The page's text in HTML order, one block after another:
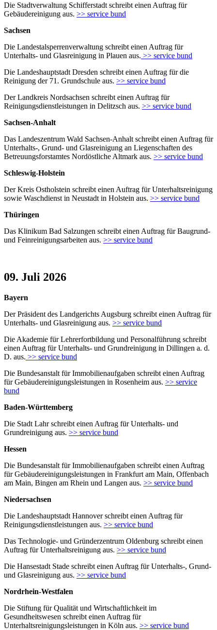
Die Stadtverwaltung Schifferstadt schreibt einen Auftrag für
Gebäudereinigung aus. >> service bund
Sachsen
Die Landestalsperrenverwaltung schreibt einen Auftrag für
Unterhalts- und Glasreinigung in Plauen aus. >> service bund
Die Landeshauptstadt Dresden schreibt einen Auftrag für die
Reinigung der 71. Grundschule aus. >> service bund
Der Landkreis Nordsachsen schreibt einen Auftrag für
Reinigungsdienstleistungen in Delitzsch aus. >> service bund
Sachsen-Anhalt
Das Landeszentrum Wald Sachsen-Anhalt schreibt einen Auftrag für
Unterhalts-, Grund- und Glasreinigung an Liegenschaften des
Betreuungsforstamtes Nordöstliche Altmark aus. >> service bund
Schleswig-Holstein
Der Kreis Ostholstein schreibt einen Auftrag für Unterhaltsreinigung
sowie Waschdienst in Neustadt in Holstein aus. >> service bund
Thüringen
Das Klinikum Bad Salzungen schreibt einen Auftrag für Baugrund-
und Feinreinigungsarbeiten aus. >> service bund
09. Juli 2026
Bayern
Der Präsident des Landgerichts Augsburg schreibt einen Auftrag für
Unterhalts- und Glasreinigung aus. >> service bund
Die Akademie für Lehrerfortbildung und Personalführung schreibt
einen Auftrag für Unterhalts- und Grundreinigung in Dillingen a. d.
D. aus. >> service bund
Die Bundesanstalt für Immobilienaufgaben schreibt einen Auftrag
für Gebäudereinigungsleistungen in Rosenheim aus. >> service
bund
Baden-Württemberg
Die Stadt Lahr schreibt einen Auftrag für Unterhalts- und
Grundreinigung aus. >> service bund
Hessen
Die Bundesanstalt für Immobilienaufgaben schreibt einen Auftrag
für Gebäudereinigungsleistungen in Frankfurt am Main, Offenbach
am Main, Bingen am Rhein und Langen aus. >> service bund
Niedersachsen
Die Landeshauptstadt Hannover schreibt einen Auftrag für
Reinigungsdienstleistungen aus. >> service bund
Das Technologie- und Gründerzentrum Oldenburg schreibt einen
Auftrag für Unterhaltsreinigung aus. >> service bund
Die Hansestadt Stade schreibt einen Auftrag für Unterhalts-, Grund-
und Glasreinigung aus. >> service bund
Nordrhein-Westfalen
Die Stiftung für Qualität und Wirtschaftlichkeit im
Gesundheitswesen schreibt einen Auftrag für
Unterhaltsreinigungsleistungen in Köln aus. >> service bund